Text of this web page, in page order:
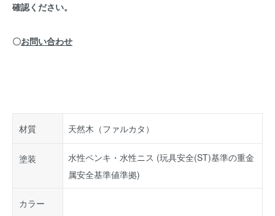
確認ください。
〇お問い合わせ
材質 天然木（ファルカタ）
塗装
水性ペンキ・水性ニス (玩具安全(ST)基準の重金
属安全基準値準拠)
カラー